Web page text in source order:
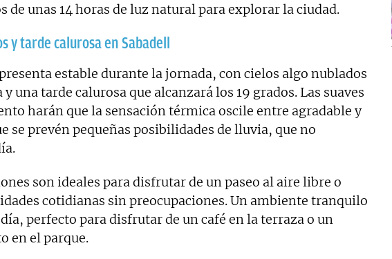
de unas 14 horas de luz natural para explorar la ciudad.
y tarde calurosa en Sabadell
estable durante la jornada, con cielos algo nublados
una tarde calurosa que alcanzará los 19 grados. Las suaves
harán que la sensación térmica oscile entre agradable y
se prevén pequeñas posibilidades de lluvia, que no
son ideales para disfrutar de un paseo al aire libre o
cotidianas sin preocupaciones. Un ambiente tranquilo
perfecto para disfrutar de un café en la terraza o un
en el parque.